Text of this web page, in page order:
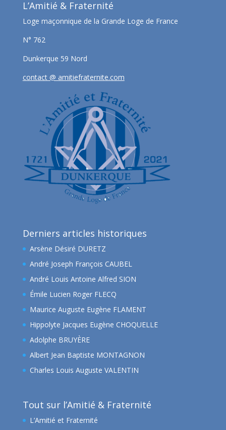
L’Amitié & Fraternité
Loge maçonnique de la Grande Loge de France
N° 762
Dunkerque 59 Nord
contact @ amitiefraternite.com
Derniers articles historiques
Arsène Désiré DURETZ
André Joseph François CAUBEL
André Louis Antoine Alfred SION
Émile Lucien Roger FLECQ
Maurice Auguste Eugène FLAMENT
Hippolyte Jacques Eugène CHOQUELLE
Adolphe BRUYÈRE
Albert Jean Baptiste MONTAGNON
Charles Louis Auguste VALENTIN
Tout sur l’Amitié & Fraternité
L’Amitié et Fraternité